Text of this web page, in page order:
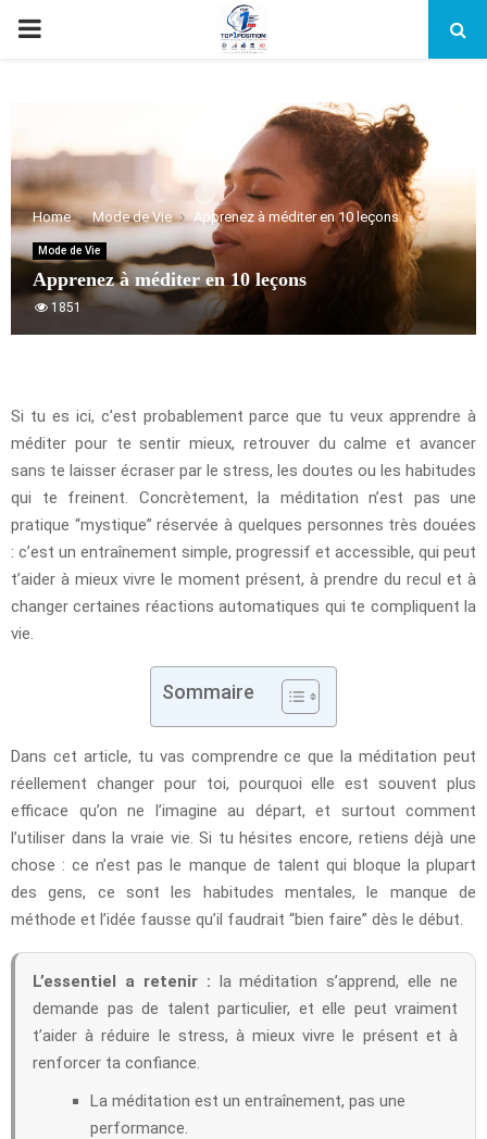
PRIMARY
Home Mode de Vie Apprenez à méditer en 10 leçons
Mode de Vie
Apprenez à méditer en 10 leçons
1851
Si tu es ici, c’est probablement parce que tu veux apprendre à
méditer pour te sentir mieux, retrouver du calme et avancer
sans te laisser écraser par le stress, les doutes ou les habitudes
qui te freinent. Concrètement, la méditation n’est pas une
pratique “mystique” réservée à quelques personnes très douées
: c’est un entraînement simple, progressif et accessible, qui peut
t’aider à mieux vivre le moment présent, à prendre du recul et à
changer certaines réactions automatiques qui te compliquent la
vie.
Sommaire
Dans cet article, tu vas comprendre ce que la méditation peut
réellement changer pour toi, pourquoi elle est souvent plus
efficace qu’on ne l’imagine au départ, et surtout comment
l’utiliser dans la vraie vie. Si tu hésites encore, retiens déjà une
chose : ce n’est pas le manque de talent qui bloque la plupart
des gens, ce sont les habitudes mentales, le manque de
méthode et l’idée fausse qu’il faudrait “bien faire” dès le début.
L’essentiel a retenir : la méditation s’apprend, elle ne
demande pas de talent particulier, et elle peut vraiment
t’aider à réduire le stress, à mieux vivre le présent et à
renforcer ta confiance.
La méditation est un entraînement, pas une
performance.